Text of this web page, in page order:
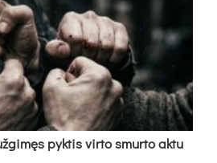
pyk­tis vir­to smur­to ak­tu